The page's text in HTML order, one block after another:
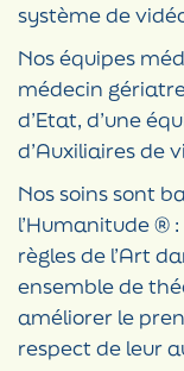
système de
Nos équipes
médecin
d’Etat, d’une
d’Auxiliaires de
Nos soins sont
l’Humanitude ®
règles de l’Art
ensemble de
améliorer le
respect de leur